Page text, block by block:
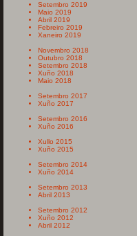
Setembro 2019
Maio 2019
Abril 2019
Febreiro 2019
Xaneiro 2019
Novembro 2018
Outubro 2018
Setembro 2018
Xuño 2018
Maio 2018
Setembro 2017
Xuño 2017
Setembro 2016
Xuño 2016
Xullo 2015
Xuño 2015
Setembro 2014
Xuño 2014
Setembro 2013
Abril 2013
Setembro 2012
Xuño 2012
Abril 2012